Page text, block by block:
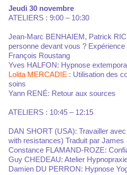
Jeudi 30 novembre
ATELIERS : 9:00 – 10:30
Jean-Marc BENHAIEM, Patrick
personne devant vous ? Expérience
François Roustang
Yves HALFON: Hypnose
Lolita MERCADIE : Utilisation des
soins
Yann RENÉ: Retour aux sources
ATELIERS : 10:45 – 12:15
DAN SHORT (USA): Travailler
with resistances) Traduit par James
Constance FLAMAND-ROZE:
Guy CHEDEAU: Atelier
Damien DU PERRON: Hypnose